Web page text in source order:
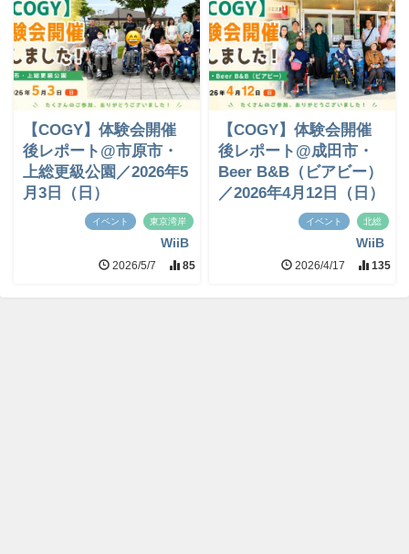
【COGY】体験会開催
後レポート@市原市・
上総更級公園／2026年5
月3日（日）
イベント 東京湾岸
WiiB
2026/5/7 85
【COGY】体験会開催
後レポート@成田市・
Beer B&B（ビアビー）
／2026年4月12日（日）
イベント 北総
WiiB
2026/4/17 135